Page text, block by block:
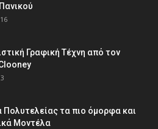
Γραφική Τέχνη από τον
Πολυτελείας τα πιο όμορφα και
Μοντέλα